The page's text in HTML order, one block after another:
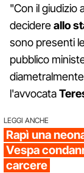
"Con il giudizio
decidereallo
sono presenti
pubblico
l'avvocata
LEGGI ANCHE
Rapì una
Vespa
carcere